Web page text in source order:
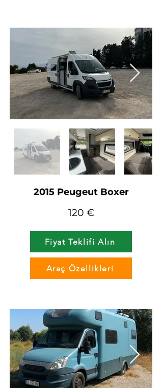
2015 Peugeut Boxer
120 €
Fiyat Teklifi Alın
Araç Özellikleri